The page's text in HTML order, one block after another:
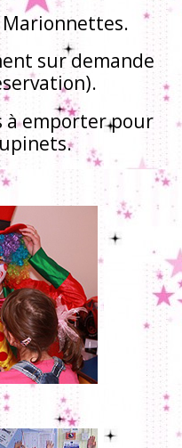
sur demande
à emporter pour